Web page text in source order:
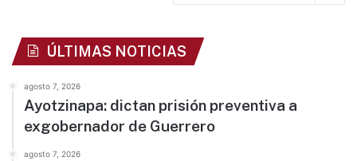
ÚLTIMAS NOTICIAS
agosto 7, 2026
Ayotzinapa: dictan prisión preventiva a
exgobernador de Guerrero
agosto 7, 2026